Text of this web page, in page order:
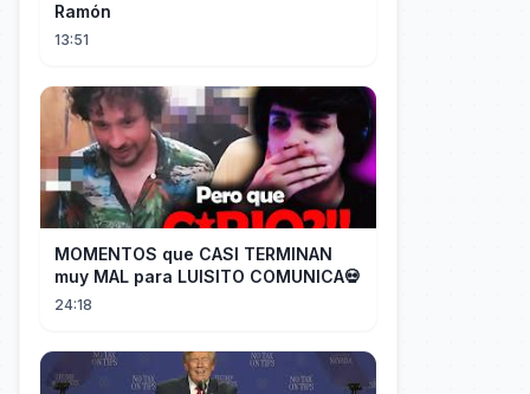
Ramón
13:51
MOMENTOS que CASI TERMINAN
muy MAL para LUISITO COMUNICA💀
24:18